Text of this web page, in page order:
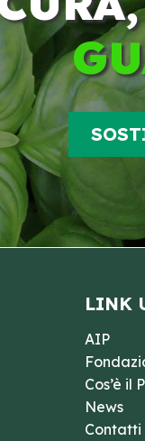
LINK
AIP
Cos’è il
News
Contatti